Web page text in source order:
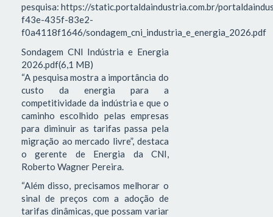
pesquisa: https://static.portaldaindustria.com.br/
f43e-435f-83e2-
f0a4118f1646/sondagem_cni_industria_e_energia_2026.pdf
Sondagem CNI Indústria e Energia
2026.pdf(6,1 MB)
“A pesquisa mostra a importância do
custo da energia para a
competitividade da indústria e que o
caminho escolhido pelas empresas
para diminuir as tarifas passa pela
migração ao mercado livre”, destaca
o gerente de Energia da CNI,
Roberto Wagner Pereira.
“Além disso, precisamos melhorar o
sinal de preços com a adoção de
tarifas dinâmicas, que possam variar